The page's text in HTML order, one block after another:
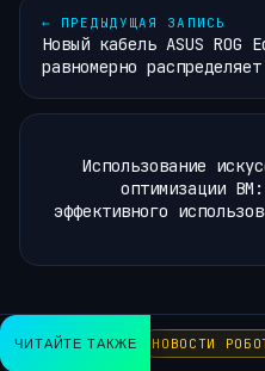
← ПРЕДЫДУЩАЯ ЗАПИСЬ
Новый кабель ASUS
равномерно
Использование
оптимизации
эффективного
ЧИТАЙТЕ ТАКЖЕ НОВОСТИ